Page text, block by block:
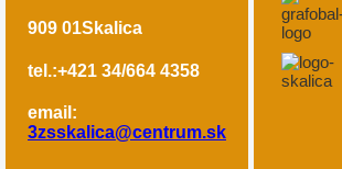
909 01Skalica
tel.:+421 34/664 4358
email:
3zsskalica@centrum.sk